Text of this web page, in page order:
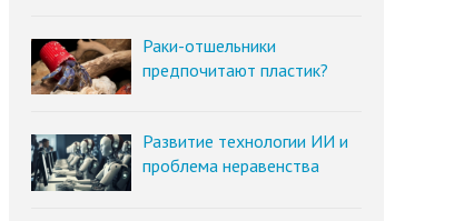
Раки-отшельники
предпочитают пластик?
Развитие технологии ИИ и
проблема неравенства